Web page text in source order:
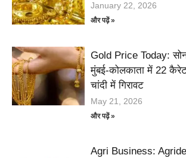
January 22, 2026
और पढ़ें »
Gold Price Today:
मुंबई-कोलकाता में 22
चांदी में गिरावट
May 21, 2026
और पढ़ें »
Agri Business: